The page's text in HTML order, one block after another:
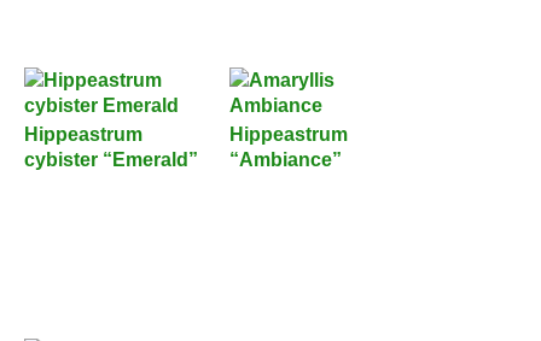
Hippeastrum
cybister “Emerald”
Hippeastrum
“Ambiance”